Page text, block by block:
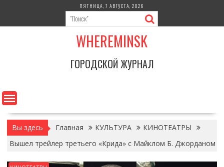
содержимому
ПЯТНИЦА, 7 АВГУСТА, 2026
WHEREMINSK
ГОРОДСКОЙ ЖУРНАЛ
Вы здесь Главная КУЛЬТУРА
КИНОТЕАТРЫ
Вышел трейлер третьего «Крида» с Майклом Б. Джорданом